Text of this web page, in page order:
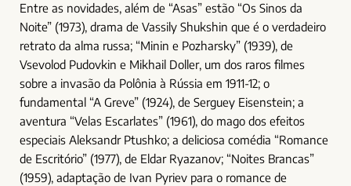
Entre as novidades, além de “Asas” estão “Os Sinos da
Noite” (1973), drama de Vassily Shukshin que é o verdadeiro
retrato da alma russa; “Minin e Pozharsky” (1939), de
Vsevolod Pudovkin e Mikhail Doller, um dos raros filmes
sobre a invasão da Polônia à Rússia em 1911-12; o
fundamental “A Greve” (1924), de Serguey Eisenstein; a
aventura “Velas Escarlates” (1961), do mago dos efeitos
especiais Aleksandr Ptushko; a deliciosa comédia “Romance
de Escritório” (1977), de Eldar Ryazanov; “Noites Brancas”
(1959), adaptação de Ivan Pyriev para o romance de